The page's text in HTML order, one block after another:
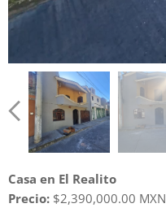
Casa en El Realito
Precio: $2,390,000.00 MXN